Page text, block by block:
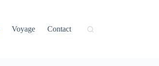
Voyage Contact